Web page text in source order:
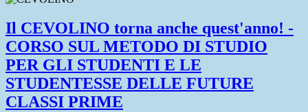
Il CEVOLINO torna anche quest'anno! -
CORSO SUL METODO DI STUDIO
PER GLI STUDENTI E LE
STUDENTESSE DELLE FUTURE
CLASSI PRIME